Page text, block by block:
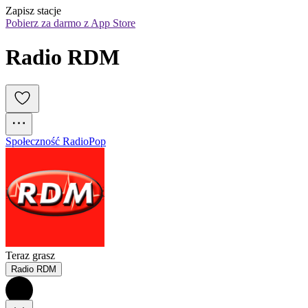
Zapisz stacje
Pobierz za darmo z App Store
Radio RDM
Społeczność RadioPop
Teraz grasz
Radio RDM